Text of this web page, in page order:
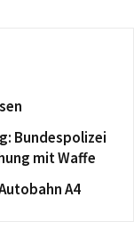
Bundespolizei
mit Waffe
A4